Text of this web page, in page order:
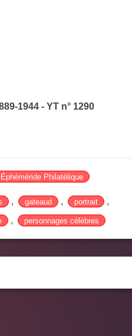
1944 - YT n° 1290
Éphéméride Philatélique
, gateaud , portrait ,
, personnages célèbres